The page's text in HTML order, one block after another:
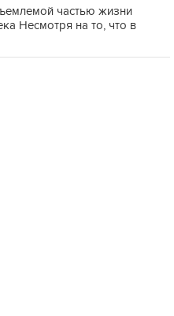
частью жизни
Несмотря на то, что в